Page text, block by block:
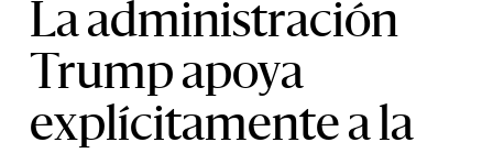
La administración
Trump apoya
explícitamente a la